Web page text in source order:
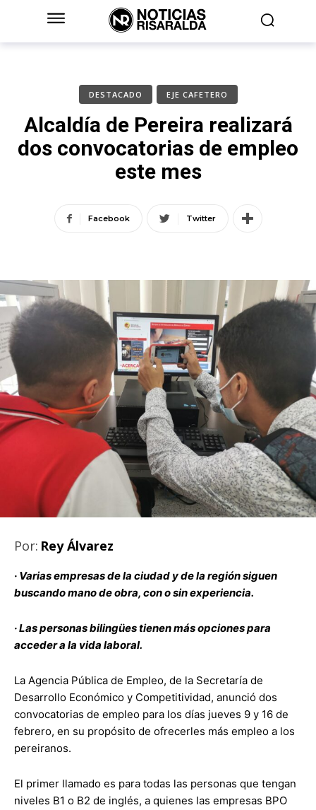
DESTACADO EJE CAFETERO
Alcaldía de Pereira realizará
dos convocatorias de empleo
este mes
Facebook Twitter
Por: Rey Álvarez
· Varias empresas de la ciudad y de la región siguen
buscando mano de obra, con o sin experiencia.
·Las personas bilingües tienen más opciones para
acceder a la vida laboral.
La Agencia Pública de Empleo, de la Secretaría de
Desarrollo Económico y Competitividad, anunció dos
convocatorias de empleo para los días jueves 9 y 16 de
febrero, en su propósito de ofrecerles más empleo a los
pereiranos.
El primer llamado es para todas las personas que tengan
niveles B1 o B2 de inglés, a quienes las empresas BPO